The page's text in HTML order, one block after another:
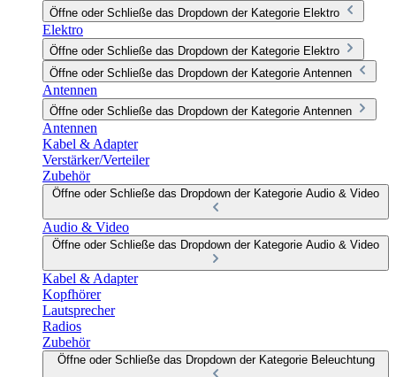
Öffne oder Schließe das Dropdown der Kategorie Elektro
Elektro
Öffne oder Schließe das Dropdown der Kategorie Elektro
Öffne oder Schließe das Dropdown der Kategorie Antennen
Antennen
Öffne oder Schließe das Dropdown der Kategorie Antennen
Antennen
Kabel & Adapter
Verstärker/Verteiler
Zubehör
Öffne oder Schließe das Dropdown der Kategorie Audio & Video
Audio & Video
Öffne oder Schließe das Dropdown der Kategorie Audio & Video
Kabel & Adapter
Kopfhörer
Lautsprecher
Radios
Zubehör
Öffne oder Schließe das Dropdown der Kategorie Beleuchtung